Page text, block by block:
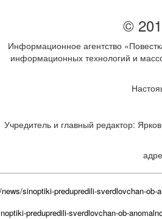
©
Информационное агентство
информационных технологий и
Учредитель и главный редактор:
sinoptiki-predupredili-sverdlovchan-ob-
predupredili-sverdlovchan-ob-